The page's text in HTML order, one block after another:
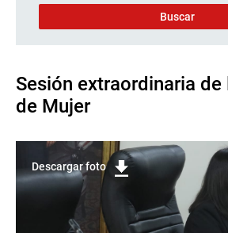
Sesión extraordinaria
de Mujer
Descargar foto